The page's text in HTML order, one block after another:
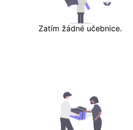
Zatím žádné učebnice.